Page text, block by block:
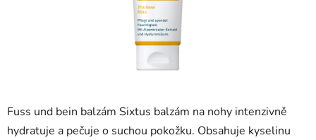
Fuss und bein balzám Sixtus balzám na nohy intenzivně
hydratuje a pečuje o suchou pokožku. Obsahuje kyselinu